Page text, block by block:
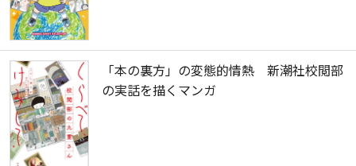
「本の裏方」の変態的情熱 新潮社校閲部
の実話を描くマンガ